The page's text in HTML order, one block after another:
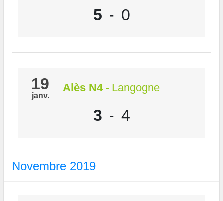
5 - 0
19
janv.
Alès N4- Langogne
3 - 4
Novembre 2019